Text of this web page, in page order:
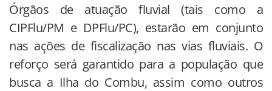
Órgãos de atuação fluvial (tais como a
CIPFlu/PM e DPFlu/PC), estarão em conjunto
nas ações de fiscalização nas vias fluviais. O
reforço será garantido para a população que
busca a Ilha do Combu, assim como outros